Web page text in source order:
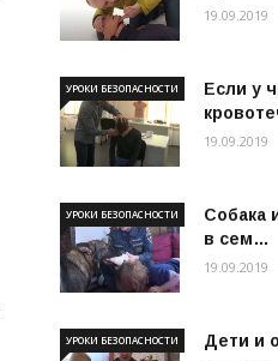
19.09.2019
Если у
УРОКИ БЕЗОПАСНОСТИ
19.09.2019
Собака
в сем…
УРОКИ БЕЗОПАСНОСТИ
19.09.2019
Дети и
УРОКИ БЕЗОПАСНОСТИ